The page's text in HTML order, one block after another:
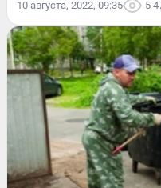
10 августа, 2022, 09:35 5